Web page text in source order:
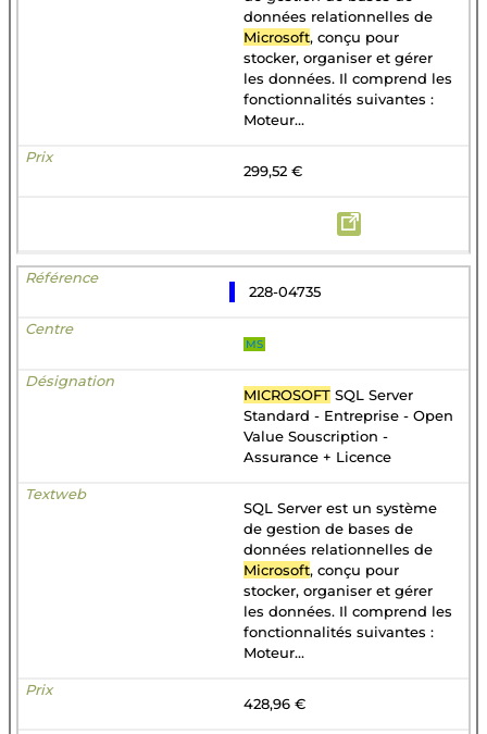
données relationnelles de
Microsoft, conçu pour
stocker, organiser et gérer
les données. Il comprend les
fonctionnalités suivantes :
Moteur...
299,52 €
228-04735
MS
MICROSOFT SQL Server
Standard - Entreprise - Open
Value Souscription -
Assurance + Licence
SQL Server est un système
de gestion de bases de
données relationnelles de
Microsoft, conçu pour
stocker, organiser et gérer
les données. Il comprend les
fonctionnalités suivantes :
Moteur...
428,96 €